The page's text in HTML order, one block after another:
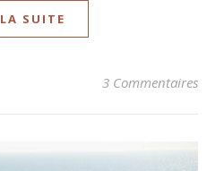
SUITE
3 Commentaires